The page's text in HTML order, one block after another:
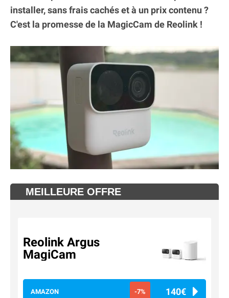
installer, sans frais cachés et à un prix contenu ?
C'est la promesse de la MagicCam de Reolink !
MEILLEURE OFFRE
Reolink Argus
MagiCam
AMAZON -7% 140€